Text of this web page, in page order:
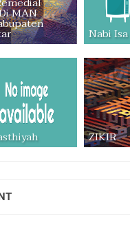
MAN
Nabi Isa
ZIKIR